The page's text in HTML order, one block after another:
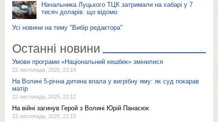
Начальника Луцького ТЦК затримали на хабарі у 7
тисяч доларів: що відомо
Усі новини на тему "Вибір редактора"
Останні новини
Умови програми «Національний кешбек» змінилися
22 листопада, 2025, 23:19
На Волині 5-річна дитина впала у вигрібну яму: як суд покарав
матір
22 листопада, 2025, 22:12
На війні загинув Герой з Волині Юрій Панасюк
22 листопада, 2025, 21:15